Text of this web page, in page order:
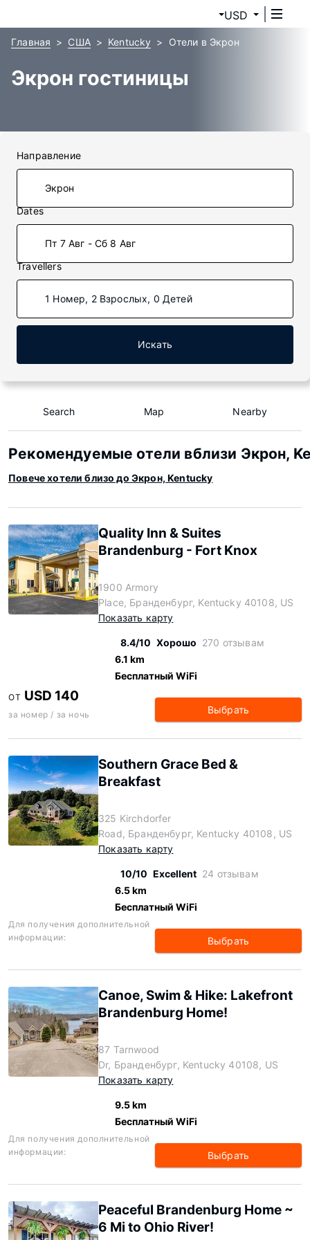
USD
Главная США Kentucky Отели в Экрон
Экрон гостиницы
Направление
Dates
Пт 7 Авг - Сб 8 Авг
Travellers
1 Номер, 2 Взрослых, 0 Детей
Искать
Search Map Nearby
Рекомендуемые отели вблизи Экрон,
Повече хотели близо до Экрон, Kentucky
Quality Inn & Suites
Brandenburg - Fort Knox
1900 Armory
Place, Бранденбург, Kentucky 40108, US
Показать карту
8.4/10 Хорошо 270 отзывам
6.1 km
Бесплатный WiFi
ОТ USD 140
за номер / за ночь Выбрать
Southern Grace Bed &
Breakfast
325 Kirchdorfer
Road, Бранденбург, Kentucky 40108, US
Показать карту
10/10 Excellent 24 отзывам
6.5 km
Бесплатный WiFi
Для получения дополнительной
информации:
Выбрать
Canoe, Swim & Hike: Lakefront
Brandenburg Home!
87 Tarnwood
Dr, Бранденбург, Kentucky 40108, US
Показать карту
9.5 km
Бесплатный WiFi
Для получения дополнительной
информации:
Выбрать
Peaceful Brandenburg Home ~
6 Mi to Ohio River!